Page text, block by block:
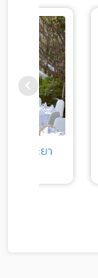
รมพระยา